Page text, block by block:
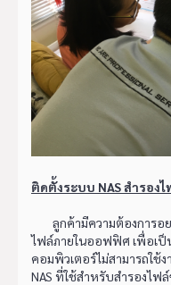
ติดตั้งระบบ NAS สำรอง
ลูกค้ามีความต้องการอย
ไฟล์ภายในออฟฟิศ เพื่อเป็
คอมพิวเตอร์ไม่สามารถใช้
NAS ที่ใช้สำหรับสำรองไฟ